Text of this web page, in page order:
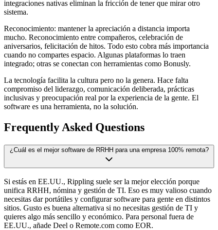
integraciones nativas eliminan la fricción de tener que mirar otro
sistema.
Reconocimiento: mantener la apreciación a distancia importa
mucho. Reconocimiento entre compañeros, celebración de
aniversarios, felicitación de hitos. Todo esto cobra más importancia
cuando no compartes espacio. Algunas plataformas lo traen
integrado; otras se conectan con herramientas como Bonusly.
La tecnología facilita la cultura pero no la genera. Hace falta
compromiso del liderazgo, comunicación deliberada, prácticas
inclusivas y preocupación real por la experiencia de la gente. El
software es una herramienta, no la solución.
Frequently Asked Questions
¿Cuál es el mejor software de RRHH para una empresa 100% remota?
Si estás en EE.UU., Rippling suele ser la mejor elección porque
unifica RRHH, nómina y gestión de TI. Eso es muy valioso cuando
necesitas dar portátiles y configurar software para gente en distintos
sitios. Gusto es buena alternativa si no necesitas gestión de TI y
quieres algo más sencillo y económico. Para personal fuera de
EE.UU., añade Deel o Remote.com como EOR.